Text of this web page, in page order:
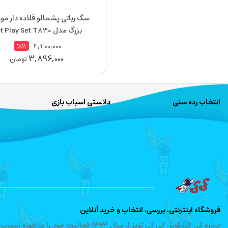
سگ رباتی پشمالو قلاده دار
بزرگ مدل Pet Play Set T830
4,400,000
%11
3,896,000تومان
انتخاب رده سنی دانستی اسباب بازی
فروشگاه اینترنتی، بررسی، انتخاب و خرید آنلاین
درباره کی کی تویز: کی کی تویز از سال